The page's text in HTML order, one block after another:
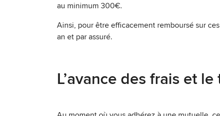
au minimum 300€.
Ainsi, pour être efficacement remboursé sur
an et par assuré.
L’avance des frais et